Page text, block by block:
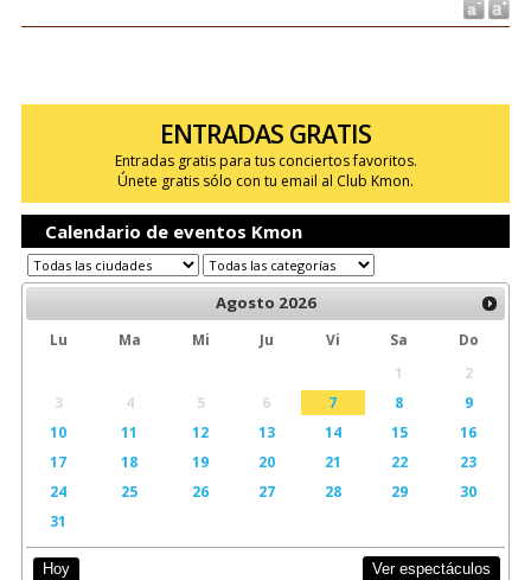
ENTRADAS GRATIS
Entradas gratis para tus conciertos favoritos.
Únete gratis sólo con tu email al Club Kmon.
Calendario de eventos Kmon
Agosto 2026
Lu Ma Mi Ju Vi Sa
Do
1
2
3
4 5 6 7 8
9
10
11 12 13 14 15
16
17
18 19 20 21 22
23
24
25 26 27 28 29
30
31
Hoy Ver espectáculos